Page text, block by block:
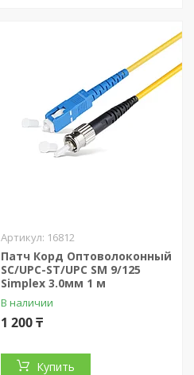
16812
Патч Корд Оптоволоконный
SC/UPC-ST/UPC SM 9/125
Simplex 3.0мм 1 м
В наличии
1 200 ₸
Купить